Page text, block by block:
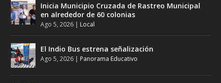
Inicia Municipio Cruzada de Rastreo Municipal
en alrededor de 60 colonias
Ago 5, 2026 | Local
El Indio Bus estrena señalización
Ago 5, 2026 | Panorama Educativo